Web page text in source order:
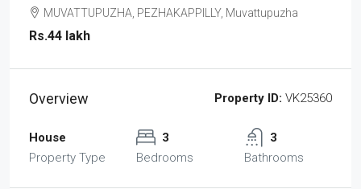
MUVATTUPUZHA, PEZHAKAPPILLY, Muvattupuzha
Rs.44 lakh
Overview Property ID: VK25360
House
Property Type
3
Bedrooms
3
Bathrooms